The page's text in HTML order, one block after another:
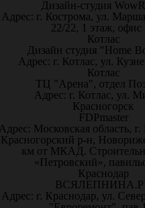
Дизайн-студия
Адрес: г. Кострома, ул.
22/22, 1 этаж, офис
Котлас
Дизайн студия "Home
Адрес: г. Котлас, ул.
Котлас
ТЦ "Арена", отдел
Адрес: г. Котлас, ул.
Красногорск
FDPmaster
Московская область, г.
Красногорский р-н,
км от МКАД.
«Петровский»,
Краснодар
Адрес: г. Краснодар, ул.